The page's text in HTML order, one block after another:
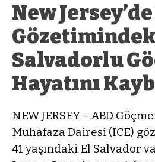
New Jersey’de
Salvadorlu
Hayatını
NEW JERSEY – ABD
Muhafaza Dairesi (ICE)
41 yaşındaki El Salvador